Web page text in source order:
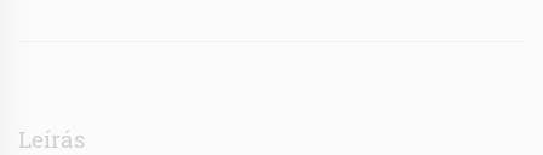
Leírás